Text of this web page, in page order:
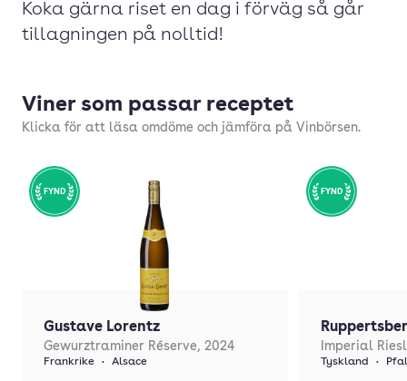
Koka gärna riset en dag i förväg så går
tillagningen på nolltid!
Viner som passar receptet
Klicka för att läsa omdöme och jämföra på Vinbörsen.
FYND
Gustave Lorentz
Gewurztraminer Réserve, 2024
Frankrike • Alsace
FYND
Imperial
Tyskland •